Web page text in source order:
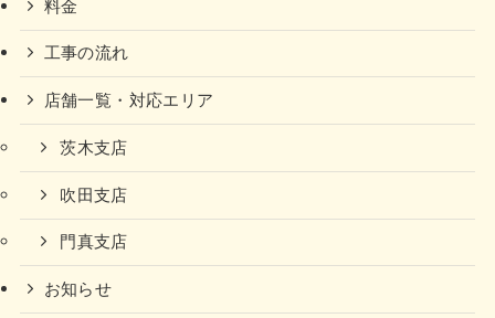
料金
工事の流れ
店舗一覧・対応エリア
茨木支店
吹田支店
門真支店
お知らせ